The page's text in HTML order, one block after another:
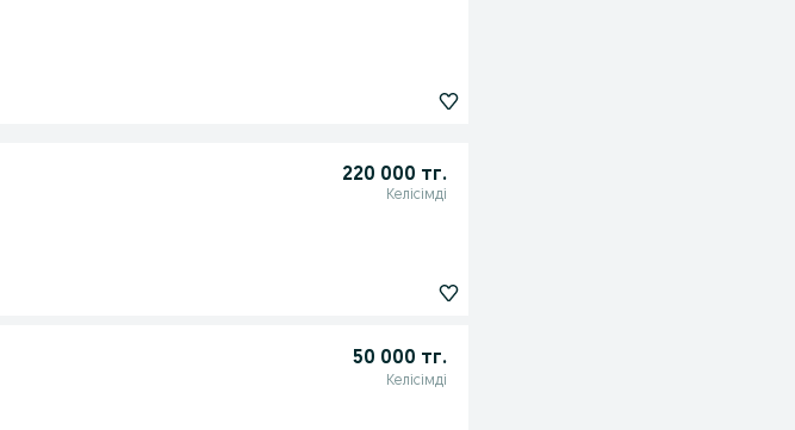
220 000 тг.
Келісімді
50 000 тг.
Келісімді